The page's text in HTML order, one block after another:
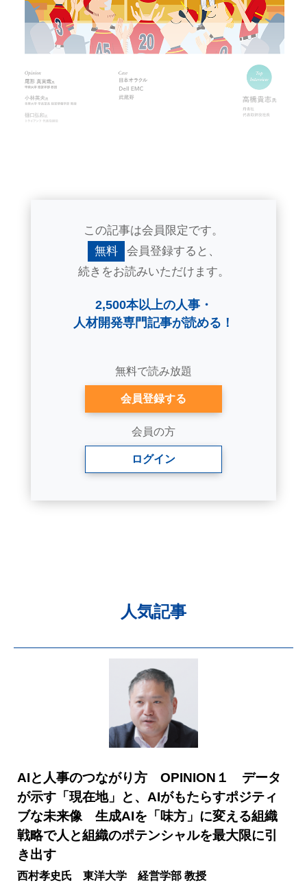
この記事は会員限定です。
無料
会員登録すると、
続きをお読みいただけます。
2,500本以上の人事・
人材開発専門記事が読める！
無料で読み放題
会員登録する
会員の方
ログイン
人気記事
AIと人事のつながり方 OPINION１ データ
が示す「現在地」と、AIがもたらすポジティ
ブな未来像 生成AIを「味方」に変える組織
戦略で人と組織のポテンシャルを最大限に引
き出す
西村孝史氏 東洋大学 経営学部 教授